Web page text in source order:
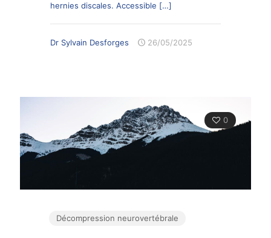
hernies discales. Accessible […]
Dr Sylvain Desforges 26/05/2025
0
Décompression neurovertébrale